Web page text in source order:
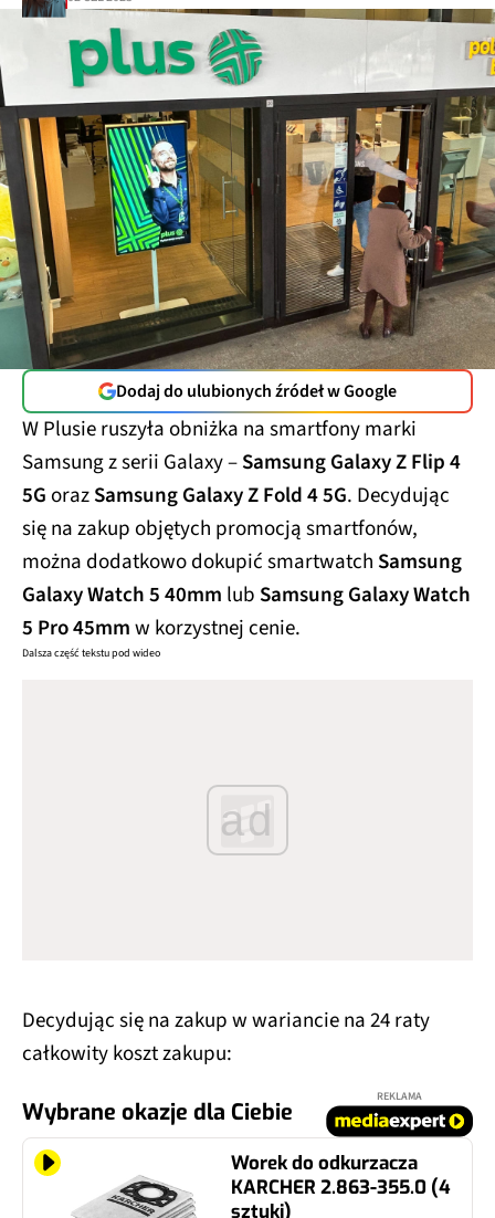
Dodaj do ulubionych źródeł w Google
W Plusie ruszyła obniżka na smartfony marki
Samsung z serii Galaxy –Samsung Galaxy Z Flip 4
5G orazSamsung Galaxy Z Fold 4 5G . Decydując
się na zakup objętych promocją smartfonów,
można dodatkowo dokupić smartwatch Samsung
Galaxy Watch 5 40mm lub Samsung Galaxy Watch
5 Pro 45mmw korzystnej cenie.
Dalsza część tekstu pod wideo
ad
Decydując się na zakup w wariancie na 24 raty
całkowity koszt zakupu:
Wybrane okazje dla Ciebie
Worek do odkurzacza
KARCHER 2.863-355.0 (4
sztuki)